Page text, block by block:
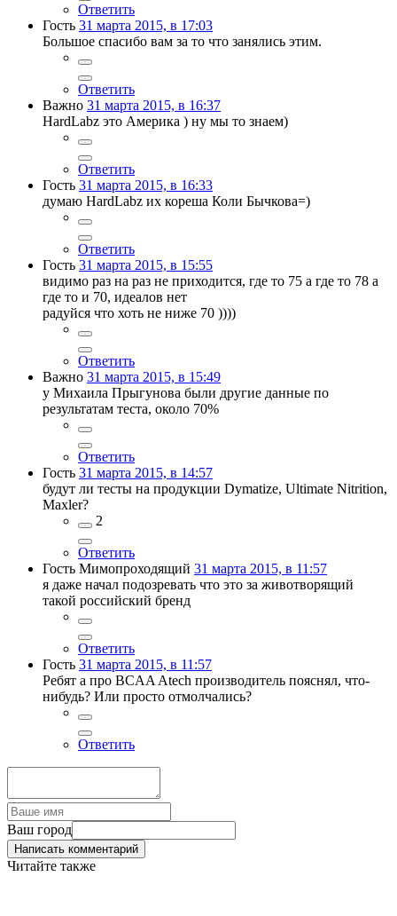
Ответить
Гость 31 марта 2015, в 17:03
Большое спасибо вам за то что занялись этим.
Ответить
Важно 31 марта 2015, в 16:37
HardLabz это Америка ) ну мы то знаем)
Ответить
Гость 31 марта 2015, в 16:33
думаю HardLabz их кореша Коли Бычкова=)
Ответить
Гость 31 марта 2015, в 15:55
видимо раз на раз не приходится, где то 75 а где то 78 а
где то и 70, идеалов нет
радуйся что хоть не ниже 70 ))))
Ответить
Важно 31 марта 2015, в 15:49
у Михаила Прыгунова были другие данные по
результатам теста, около 70%
Ответить
Гость 31 марта 2015, в 14:57
будут ли тесты на продукции Dymatize, Ultimate Nitrition,
Maxler?
2
Ответить
Гость Мимопроходящий 31 марта 2015, в 11:57
я даже начал подозревать что это за животворящий
такой российский бренд
Ответить
Гость 31 марта 2015, в 11:57
Ребят а про BCAA Atech производитель пояснял, что-
нибудь? Или просто отмолчались?
Ответить
Ваш город
Написать комментарий
Читайте также